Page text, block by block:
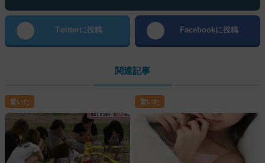
Twitterに投稿 Facebookに投稿
関連記事
驚いた 驚いた